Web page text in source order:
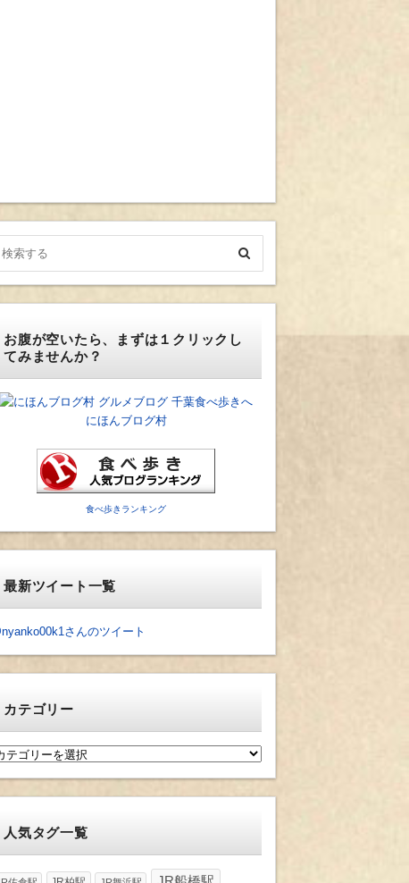
お腹が空いたら、まずは１クリックし
てみませんか？
にほんブログ村
食べ歩きランキング
最新ツイート一覧
さんのツイート
カテゴリー
人気タグ一覧